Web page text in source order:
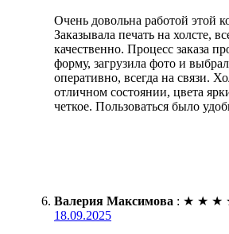
Очень довольна работой этой
Заказывала печать на холсте,
качественно. Процесс заказа
форму, загрузила фото и
оперативно, всегда на связи.
отличном состоянии, цвета
четкое. Пользоваться было
Валерия Максимова : ★ ★ ★
18.09.2025